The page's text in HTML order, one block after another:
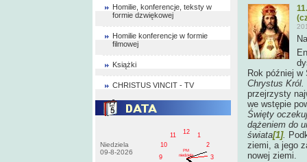
Homilie, konferencje, teksty w
formie dzwiękowej
Homilie konferencje w formie
filmowej
Książki
CHRISTUS VINCIT - TV
Niedziela
09-8-2026
1
2
3
9
10
11
12
PM
niedziela
Rok później w
Chrystus
przejrzysty
we wstępie
Święty
dążeniem do
świata[1].
ziemi, a jego
nowej ziemi.